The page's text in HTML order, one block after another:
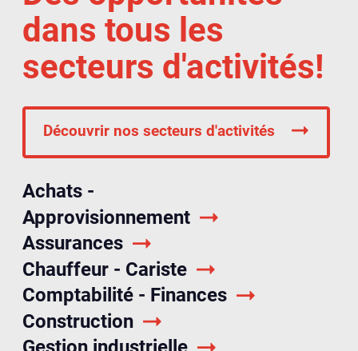
dans tous les
secteurs d'activités!
Découvrir nos secteurs d'activités
Achats -
Approvisionnement
Assurances
Chauffeur - Cariste
Comptabilité - Finances
Construction